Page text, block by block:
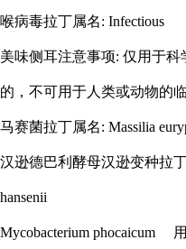
喉病毒拉丁属名: Infectious
美味侧耳注意事项: 仅用于科
的，不可用于人类或动物的
马赛菌拉丁属名: Massilia
汉逊德巴利酵母汉逊变种拉
hansenii
Mycobacterium phocaicum